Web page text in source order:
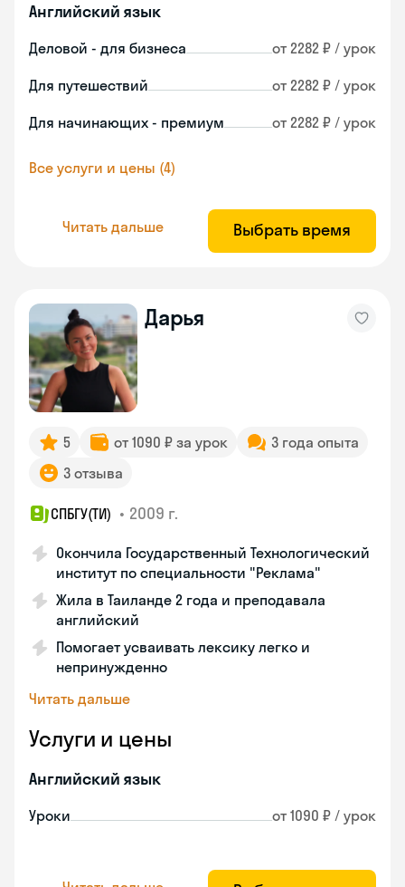
Английский язык
Деловой - для бизнеса от 2282 ₽ / урок
Для путешествий от 2282 ₽ / урок
Для начинающих - премиум от 2282 ₽ / урок
Все услуги и цены (4)
Читать дальше Выбрать время
Дарья
5 от 1090 ₽ за урок
3 года опыта
3 отзыва
СПБГУ(ТИ) • 2009 г.
Окончила Государственный Технологический
институт по специальности "Реклама"
Жила в Таиланде 2 года и преподавала
английский
Помогает усваивать лексику легко и
непринужденно
Читать дальше
Услуги и цены
Английский язык
Уроки от 1090 ₽ / урок